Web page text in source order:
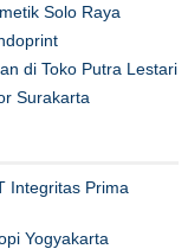
Solo Raya
di Toko Putra Lestari
Surakarta
Integritas Prima
Yogyakarta